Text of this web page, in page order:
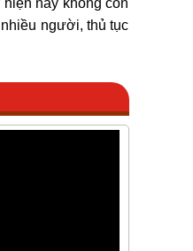
nay không còn
người, thủ tục